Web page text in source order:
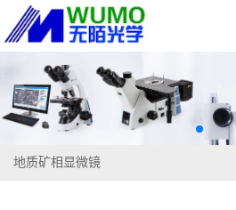
地质矿相显微镜